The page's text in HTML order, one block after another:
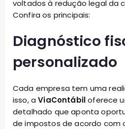
voltados à redução legal da
Confira os principais:
Diagnóstico
personalizado
Cada empresa tem uma
isso, aViaContábiloferece
detalhado que aponta
de impostos de acordo com